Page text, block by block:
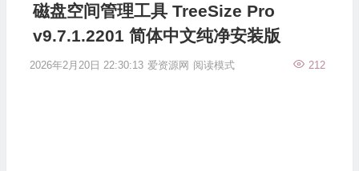
磁盘空间管理工具 TreeSize Pro
v9.7.1.2201 简体中文纯净安装版
2026年2月20日 22:30:13 爱资源网 212
阅读模式